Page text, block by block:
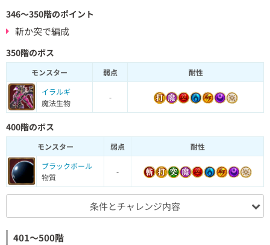
346～350階のポイント
斬か突で編成
350階のボス
モンスター 弱点
耐性
イラルギ
魔法生物
-
400階のボス
モンスター 弱点
耐性
ブラックボール
物質
-
条件とチャレンジ内容
401～500階